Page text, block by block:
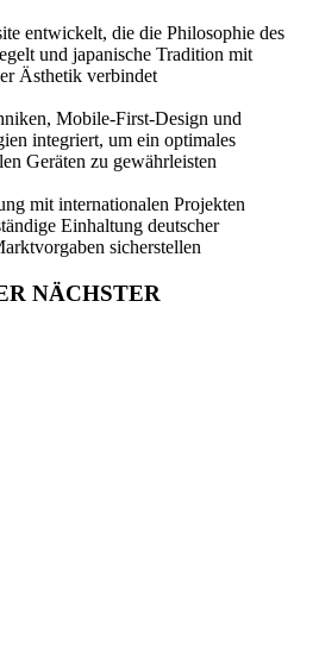
entwickelt, die die Philosophie des
und japanische Tradition mit
Ästhetik verbindet
Mobile-First-Design und
integriert, um ein optimales
Geräten zu gewährleisten
mit internationalen Projekten
Einhaltung deutscher
sicherstellen
NÄCHSTER